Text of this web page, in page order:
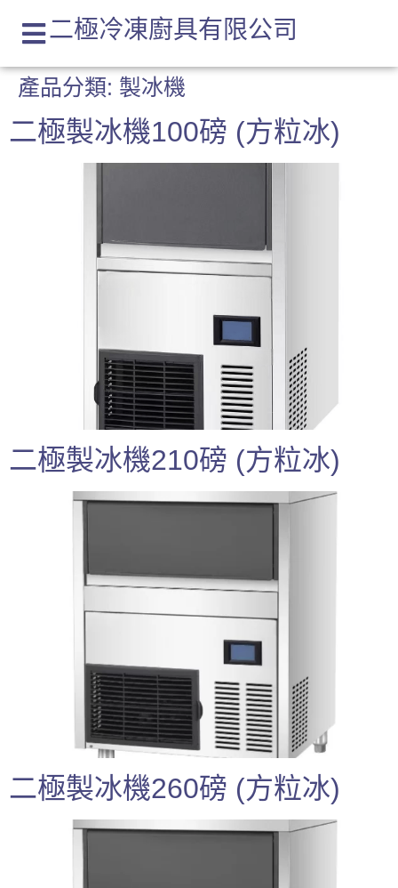
二極冷凍廚具有限公司
產品分類: 製冰機
二極製冰機100磅 (方粒冰)
二極製冰機210磅 (方粒冰)
二極製冰機260磅 (方粒冰)